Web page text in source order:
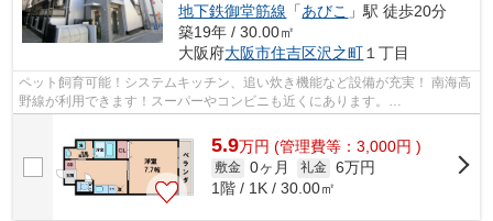
地下鉄御堂筋線 「あびこ 」駅 徒歩20分
築19年 / 30.00㎡
大阪府大阪市住吉区沢之町 １丁目
ペット飼育可能！システムキッチン、追い炊き機能など設備が充実！ 南海高
野線が利用できます！スーパーやコンビニも近くにあります。
■□■□■□■□■□■□■□■□■□■□■□■□■□■□■□■□■□■□■□■□ ご...
5.9万円 (管理費等：3,000円 )
敷金 0ヶ月 礼金 6万円
1階 / 1K / 30.00㎡